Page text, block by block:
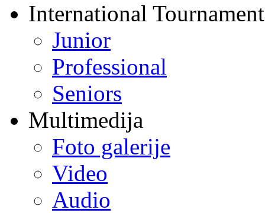
International
Junior
Professional
Seniors
Multimedija
Foto galerije
Video
Audio